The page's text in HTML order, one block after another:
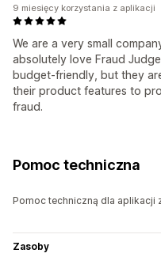
We are a very small
absolutely love Fraud
budget-friendly, but they
their product features to
fraud.
9 miesięcy korzystania z aplikacji
Pomoc techniczna
Pomoc techniczną dla aplikacji
Zasoby